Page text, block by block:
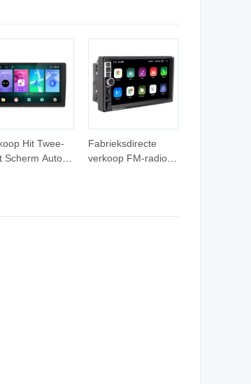
Hit Twee-
Scherm Auto
Fabrieksdirecte
verkoop FM-radio